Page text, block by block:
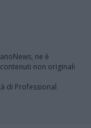
ne è
non originali
di Professional